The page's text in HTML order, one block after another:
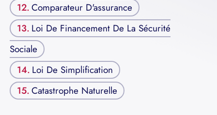
Comparateur D'assurance
Loi De Financement De La Sécurité
Sociale
Loi De Simplification
Catastrophe Naturelle